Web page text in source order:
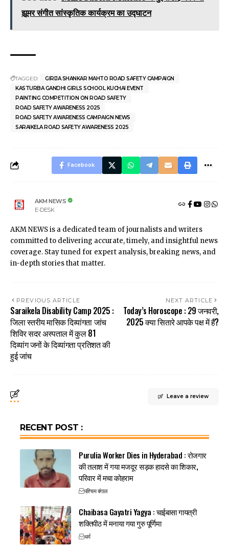
झूमर संगीत सांस्कृतिक कार्यक्रम का उद्घाटन
TAGGED:
GIRIJA SHANKAR MAHTO ROAD SAFETY CAMPAIGN
KASTURBA GANDHI GIRLS SCHOOL KUCHAI EVENT
PAINTING COMPETITION ON ROAD SAFETY
ROAD SAFETY AWARENESS 2025
ROAD SAFETY AWARENESS CAMPAIGN NEWS
SARAIKELA ROAD SAFETY AWARENESS 2025
Facebook
AKM NEWS
E-DESK
AKM NEWS is a dedicated team of journalists and writers
committed to delivering accurate, timely, and insightful news
coverage. Stay tuned for expert analysis, breaking news, and
in-depth stories that matter.
PREVIOUS ARTICLE
Saraikela Disability Camp 2025 :
जिला स्तरीय मासिक दिव्यांगता जांच
शिविर सदर अस्पताल में कुल 81
दिव्यांग जनों के दिव्यांगता प्रतिशत की
हुई जांच
NEXT ARTICLE
Today’s Horoscope : 29 जनवरी,
2025 क्या सितारे आपके पक्ष में हैं?
Leave a review
RECENT POST :
Purulia Worker Dies in Hyderabad : रोजगार
की तलाश में गया मजदूर सड़क हादसे का शिकार,
परिवार में मचा कोहराम
पश्चिम बंगाल
Chaibasa Gayatri Yagya : चाईबासा गायत्री
शक्तिपीठ में मनाया गया गुरु पूर्णिमा
धर्म